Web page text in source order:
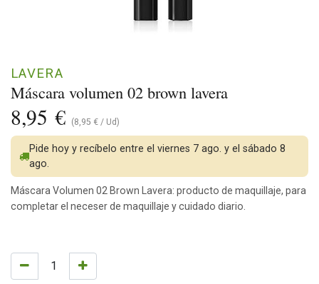
Máscara volumen 02 brown lavera
LAVERA
8,95 € (8,95 € / Ud)
Pide hoy y recíbelo entre el viernes 7 ago. y el sábado 8
ago.
Máscara Volumen 02 Brown Lavera: producto de maquillaje, para
completar el neceser de maquillaje y cuidado diario.